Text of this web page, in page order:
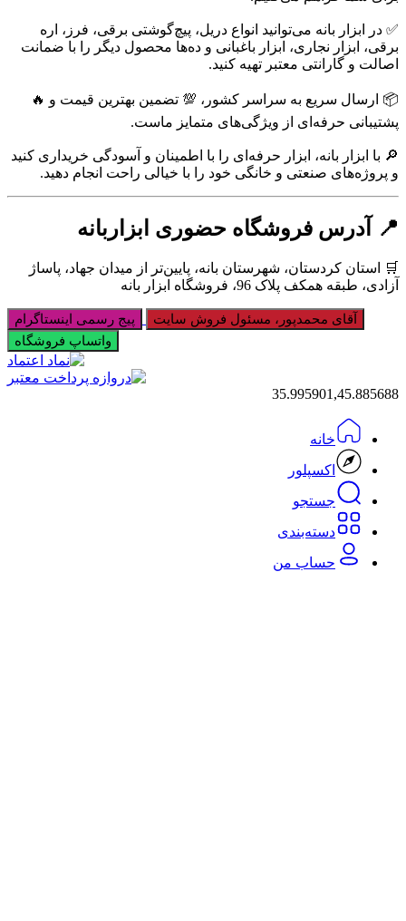
✅ در ابزار بانه می‌توانید انواع دریل، پیچ‌گوشتی برقی، فرز، اره
برقی، ابزار نجاری، ابزار باغبانی و ده‌ها محصول دیگر را با ضمانت
اصالت و گارانتی معتبر تهیه کنید.
📦 ارسال سریع به سراسر کشور، 💯 تضمین بهترین قیمت و 🔥
پشتیبانی حرفه‌ای از ویژگی‌های متمایز ماست.
🔎 با ابزار بانه، ابزار حرفه‌ای را با اطمینان و آسودگی خریداری کنید
و پروژه‌های صنعتی و خانگی خود را با خیالی راحت انجام دهید.
📍 آدرس فروشگاه حضوری ابزاربانه
🛒 استان کردستان، شهرستان بانه، پایین‌تر از میدان جهاد، پاساژ
آزادی، طبقه همکف پلاک 96، فروشگاه ابزار بانه
آقای محمدپور، مسئول فروش سایت
پیج رسمی اینستاگرام
واتساپ فروشگاه
35.995901,45.885688
خانه
اکسپلور
جستجو
دسته‌بندی‌
حساب من